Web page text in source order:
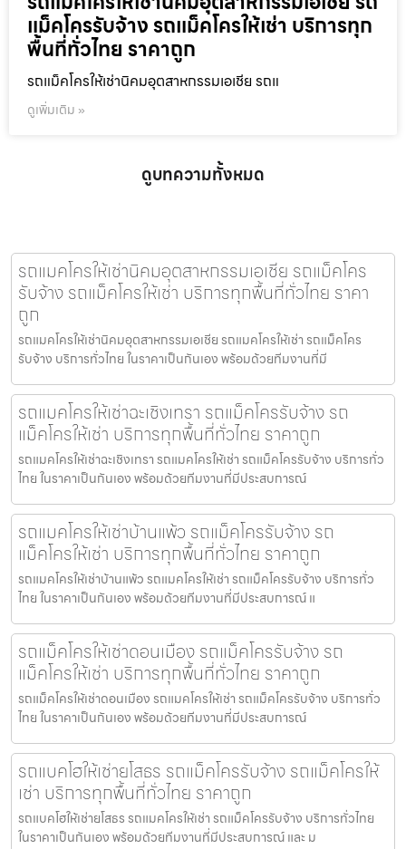
แม็คโครรับจ้าง รถแม็คโครให้เช่า บริการทุก
พื้นที่ทั่วไทย ราคาถูก
รถแม็คโครให้เช่านิคมอุตสาหกรรมเอเชีย รถแ
ดูเพิ่มเติม »
ดูบทความทั้งหมด
รถแมคโครให้เช่านิคมอุตสาหกรรมเอเชีย รถแม็คโคร
รับจ้าง รถแม็คโครให้เช่า บริการทุกพื้นที่ทั่วไทย ราคา
ถูก
รถแมคโครให้เช่านิคมอุตสาหกรรมเอเชีย รถแมคโครให้เช่า รถแม็คโคร
รับจ้าง บริการทั่วไทย ในราคาเป็นกันเอง พร้อมด้วยทีมงานที่มี
รถแมคโครให้เช่าฉะเชิงเทรา รถแม็คโครรับจ้าง รถ
แม็คโครให้เช่า บริการทุกพื้นที่ทั่วไทย ราคาถูก
รถแมคโครให้เช่าฉะเชิงเทรา รถแมคโครให้เช่า รถแม็คโครรับจ้าง บริการทั่ว
ไทย ในราคาเป็นกันเอง พร้อมด้วยทีมงานที่มีประสบการณ์
รถแมคโครให้เช่าบ้านแพ้ว รถแม็คโครรับจ้าง รถ
แม็คโครให้เช่า บริการทุกพื้นที่ทั่วไทย ราคาถูก
รถแมคโครให้เช่าบ้านแพ้ว รถแมคโครให้เช่า รถแม็คโครรับจ้าง บริการทั่ว
ไทย ในราคาเป็นกันเอง พร้อมด้วยทีมงานที่มีประสบการณ์ แ
รถแม็คโครให้เช่าดอนเมือง รถแม็คโครรับจ้าง รถ
แม็คโครให้เช่า บริการทุกพื้นที่ทั่วไทย ราคาถูก
รถแม็คโครให้เช่าดอนเมือง รถแมคโครให้เช่า รถแม็คโครรับจ้าง บริการทั่ว
ไทย ในราคาเป็นกันเอง พร้อมด้วยทีมงานที่มีประสบการณ์
รถแบคโฮให้เช่ายโสธร รถแม็คโครรับจ้าง รถแม็คโครให้
เช่า บริการทุกพื้นที่ทั่วไทย ราคาถูก
รถแบคโฮให้เช่ายโสธร รถแมคโครให้เช่า รถแม็คโครรับจ้าง บริการทั่วไทย
ในราคาเป็นกันเอง พร้อมด้วยทีมงานที่มีประสบการณ์ และ ม